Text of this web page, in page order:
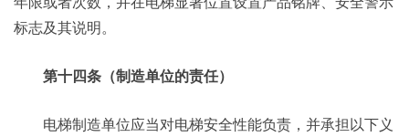
标志及其说明。
第十四条（制造单位的责任）
电梯制造单位应当对电梯安全性能负责，并承担以下义